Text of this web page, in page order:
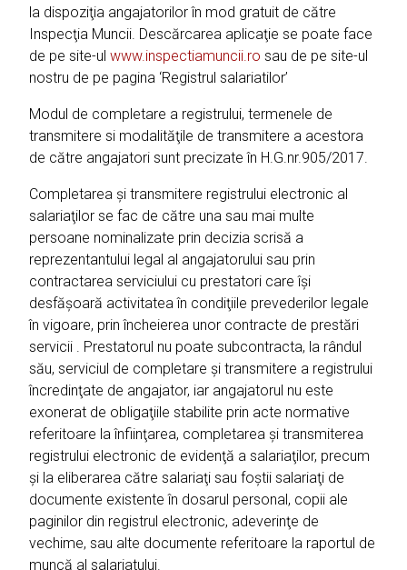
la dispoziţia angajatorilor în mod gratuit de către
Inspecţia Muncii. Descărcarea aplicaţie se poate face
de pe site-ul www.inspectiamuncii.ro sau de pe site-ul
nostru de pe pagina ‘Registrul salariatilor’
Modul de completare a registrului, termenele de
transmitere si modalităţile de transmitere a acestora
de către angajatori sunt precizate în H.G.nr.905/2017.
Completarea şi transmitere registrului electronic al
salariaţilor se fac de către una sau mai multe
persoane nominalizate prin decizia scrisă a
reprezentantului legal al angajatorului sau prin
contractarea serviciului cu prestatori care îşi
desfăşoară activitatea în condiţiile prevederilor legale
în vigoare, prin încheierea unor contracte de prestări
servicii . Prestatorul nu poate subcontracta, la rândul
său, serviciul de completare şi transmitere a registrului
încredinţate de angajator, iar angajatorul nu este
exonerat de obligaţiile stabilite prin acte normative
referitoare la înfiinţarea, completarea şi transmiterea
registrului electronic de evidenţă a salariaţilor, precum
şi la eliberarea către salariaţi sau foştii salariaţi de
documente existente în dosarul personal, copii ale
paginilor din registrul electronic, adeverinţe de
vechime, sau alte documente referitoare la raportul de
muncă al salariatului.